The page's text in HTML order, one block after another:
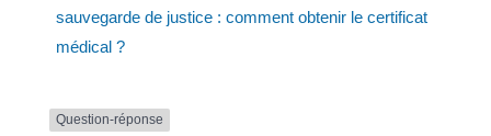
sauvegarde de justice : comment obtenir le certificat
médical ?
Question-réponse